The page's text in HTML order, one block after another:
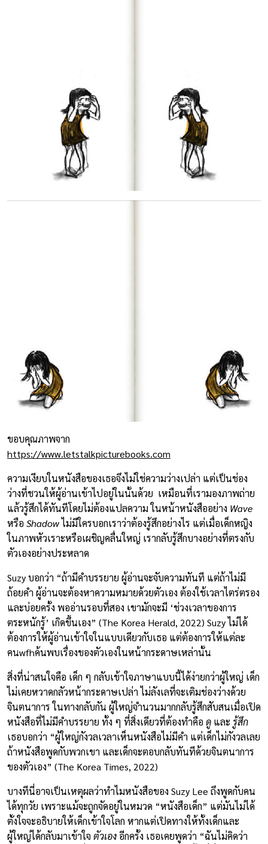
ขอบคุณภาพจาก
https://www.letstalkpicturebooks.com
ความเงียบในหนังสือของเธอจึงไม่ใช่ความว่างเปล่า แต่เป็นช่อง
ว่างที่ชวนให้ผู้อ่านเข้าไปอยู่ในนั้นด้วย เหมือนที่เรามองภาพถ่าย
แล้วรู้สึกได้ทันทีโดยไม่ต้องแปลความ ในหน้าหนังสืออย่าง Wave
หรือ Shadowไม่มีใครบอกเราว่าต้องรู้สึกอย่างไร แต่เมื่อเด็กหญิง
ในภาพหัวเราะหรือเผชิญคลื่นใหญ่ เรากลับรู้สึกบางอย่างที่ตรงกับ
ตัวเองอย่างประหลาด
Suzy บอกว่า “ถ้ามีคำบรรยาย ผู้อ่านจะจับความทันที แต่ถ้าไม่มี
ถ้อยคำ ผู้อ่านจะต้องหาความหมายด้วยตัวเอง ต้องใช้เวลาไตร่ตรอง
และบ่อยครั้ง พออ่านรอบที่สอง เขามักจะมี ‘ช่วงเวลาของการ
ตระหนักรู้’ เกิดขึ้นเอง” (The Korea Herald, 2022) Suzy ไม่ได้
ต้องการให้ผู้อ่านเข้าใจในแบบเดียวกับเธอ แต่ต้องการให้แต่ละ
คนwfhค้นพบเรื่องของตัวเองในหน้ากระดาษเหล่านั้น
สิ่งที่น่าสนใจคือ เด็ก ๆ กลับเข้าใจภาษาแบบนี้ได้ง่ายกว่าผู้ใหญ่ เด็ก
ไม่เคยหวาดกลัวหน้ากระดาษเปล่า ไม่ลังเลที่จะเติมช่องว่างด้วย
จินตนาการ ในทางกลับกัน ผู้ใหญ่จำนวนมากกลับรู้สึกสับสนเมื่อเปิด
หนังสือที่ไม่มีคำบรรยาย ทั้ง ๆ ที่สิ่งเดียวที่ต้องทำคือ ดู และ รู้สึก
เธอบอกว่า “ผู้ใหญ่กังวลเวลาเห็นหนังสือไม่มีคำ แต่เด็กไม่กังวลเลย
ถ้าหนังสือพูดกับพวกเขา และเด็กจะตอบกลับทันทีด้วยจินตนาการ
ของตัวเอง” (The Korea Times, 2022)
บางทีนี่อาจเป็นเหตุผลว่าทำไมหนังสือของ Suzy Lee ถึงพูดกับคน
ได้ทุกวัย เพราะแม้จะถูกจัดอยู่ในหมวด “หนังสือเด็ก” แต่มันไม่ได้
ตั้งใจจะอธิบายให้เด็กเข้าใจโลก หากแต่เปิดทางให้ทั้งเด็กและ
ผู้ใหญ่ได้กลับมาเข้าใจ ตัวเองอีกครั้ง เธอเคยพูดว่า “ฉันไม่คิดว่า